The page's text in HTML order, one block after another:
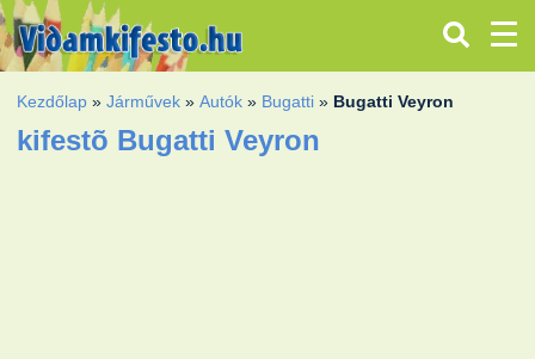
Kezdőlap »Járművek »Autók » Bugatti » Bugatti Veyron
kifestõ Bugatti Veyron